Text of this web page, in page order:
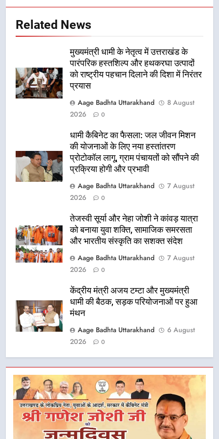
Related News
मुख्यमंत्री धामी के नेतृत्व में उत्तराखंड के
पारंपरिक हस्तशिल्प और हथकरघा उत्पादों
को राष्ट्रीय पहचान दिलाने की दिशा में निरंतर
प्रयास
Aage Badhta Uttarakhand
8 August
2026
0
धामी कैबिनेट का फैसला: जल जीवन मिशन
की योजनाओं के लिए नया हस्तांतरण
प्रोटोकॉल लागू, ग्राम पंचायतों को सौंपने की
प्रक्रिया होगी और प्रभावी
Aage Badhta Uttarakhand
7 August
2026
0
तेजस्वी सूर्या और नेहा जोशी ने कांवड़ यात्रा
को बनाया युवा शक्ति, सामाजिक समरसता
और भारतीय संस्कृति का सशक्त संदेश
Aage Badhta Uttarakhand
7 August
2026
0
केंद्रीय मंत्री अजय टम्टा और मुख्यमंत्री
धामी की बैठक, सड़क परियोजनाओं पर हुआ
मंथन
Aage Badhta Uttarakhand
6 August
2026
0